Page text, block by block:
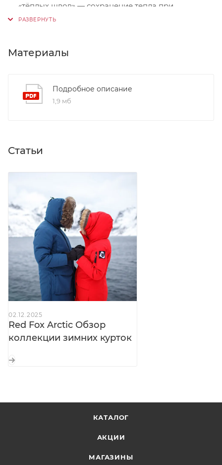
«тёплых швов» — сохранение тепла при
длительном использовании
утеплителя в зоне плеч:
Микрофлисовая подкладка в области
Ветрозащитная планка на магнитных кнопках +
подпланка:герметизация центральной молнии
Объёмные боковые карманы с клапанами на
Рукава с регулировкой длины:
рост и перчатки
Внутренние трикотажные манжеты:
продувания
Внутренний карман на молнии + объёмный
внутренний карман: хранение ценностей и
крупных предметов
от проникновения снега и ветра
Боковые разрезы на влагозащитных молниях:
Светоотражающие элементы:
Материалы
Подробное описание
1,9 мб
Статьи
02.12.2025
Red Fox Arctic Обзор
коллекции зимних курток
КАТАЛОГ
АКЦИИ
МАГАЗИНЫ